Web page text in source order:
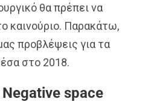
θα πρέπει να
καινούριο. Παρακάτω,
προβλέψεις για τα
στο 2018.
space